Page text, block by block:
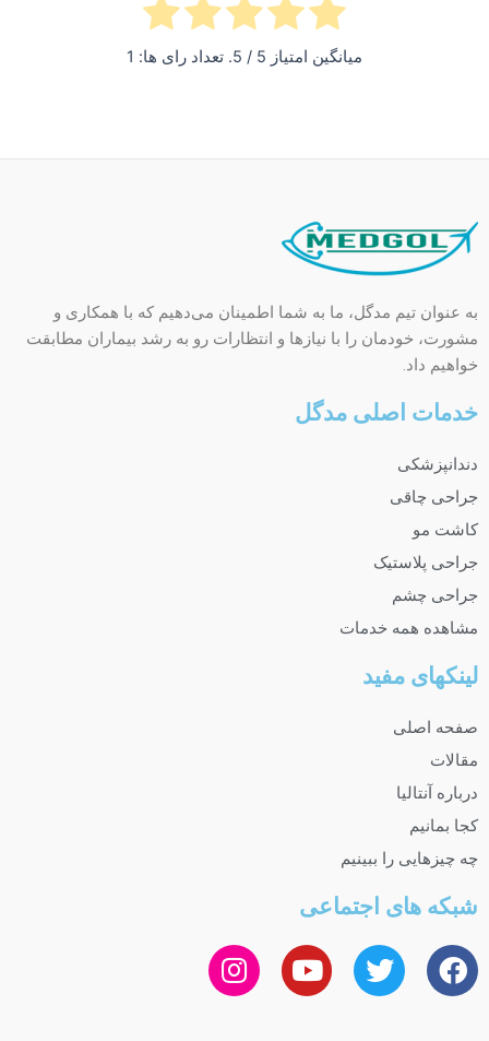
میانگین امتیاز 5 / 5. تعداد رای ها: 1
به عنوان تیم مدگل، ما به شما اطمینان می‌دهیم که با همکاری و
مشورت، خودمان را با نیازها و انتظارات رو به رشد بیماران مطابقت
خواهیم داد.
خدمات اصلی مدگل
دندانپزشکی
جراحی چاقی
کاشت مو
جراحی پلاستیک
جراحی چشم
مشاهده همه خدمات
لینکهای مفید
صفحه اصلی
مقالات
درباره آنتالیا
کجا بمانیم
چه چیزهایی را ببینیم
شبکه های اجتماعی
F
a
T
w
Y
o
I
n